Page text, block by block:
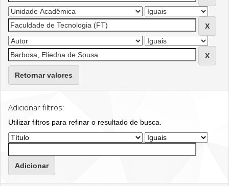
Retornar valores
Adicionar filtros:
Utilizar filtros para refinar o resultado de busca.